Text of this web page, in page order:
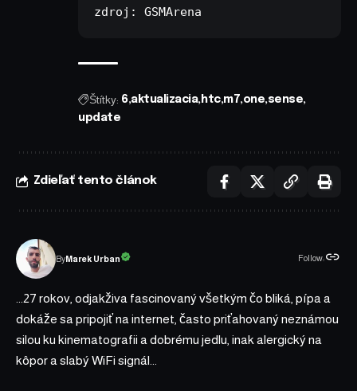
zdroj: GSMArena
Štítky: 6 aktualizacia htc m7 one sense
update
Zdieľať tento článok
ByMarek Urban Follow:
...27 rokov, odjakživa fascinovaný všetkým čo bliká, pípa a
dokáže sa pripojiť na internet, často priťahovaný neznámou
silou ku kinematografii a dobrému jedlu, inak alergický na
kôpor a slabý WiFi signál...